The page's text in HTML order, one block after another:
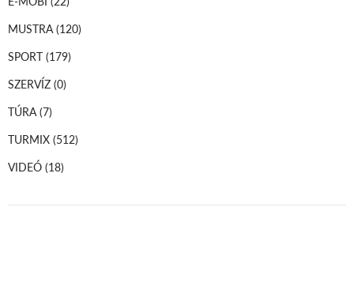
MUSTRA(120)
SPORT (179)
SZERVÍZ (0)
TÚRA(7)
TURMIX (512)
VIDEÓ (18)